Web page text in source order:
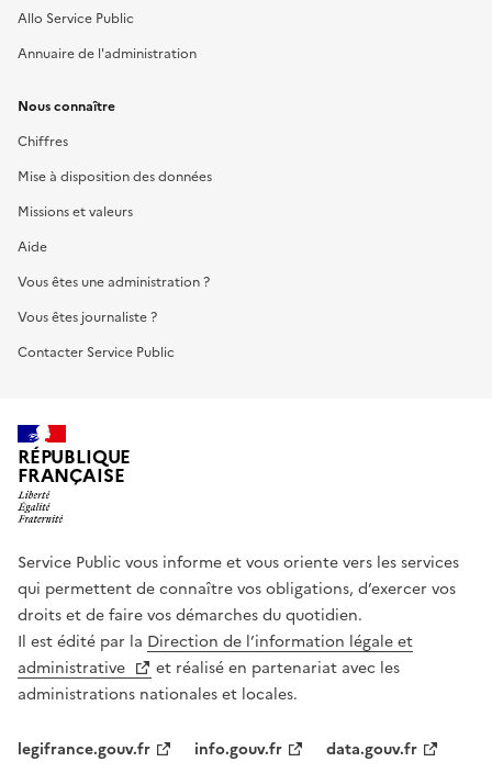
Allo Service Public
Annuaire de l'administration
Nous connaître
Chiffres
Mise à disposition des données
Missions et valeurs
Aide
Vous êtes une administration ?
Vous êtes journaliste ?
Contacter Service Public
RÉPUBLIQUE
FRANÇAISE
Service Public vous informe et vous oriente vers les services
qui permettent de connaître vos obligations, d’exercer vos
droits et de faire vos démarches du quotidien.
Il est édité par la Direction de l’information légale et
administrative
et réalisé en partenariat avec les
administrations nationales et locales.
legifrance.gouv.fr info.gouv.fr data.gouv.fr